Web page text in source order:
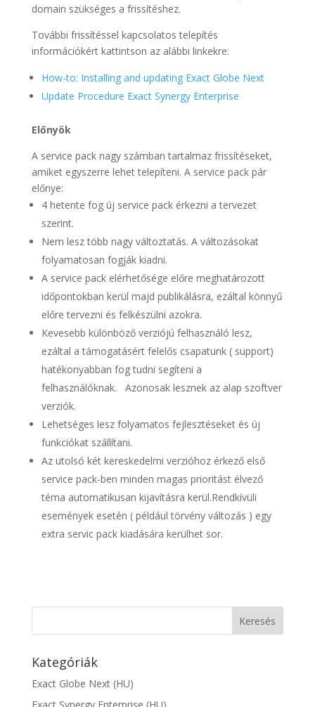
domain szükséges a frissítéshez.
További frissítéssel kapcsolatos telepítés
információkért kattintson az alábbi linkekre:
How-to: Installing and updating Exact Globe Next
Update Procedure Exact Synergy Enterprise
Előnyök
A service pack nagy számban tartalmaz frissítéseket,
amiket egyszerre lehet telepíteni. A service pack pár
előnye:
4 hetente fog új service pack érkezni a tervezet
szerint.
Nem lesz több nagy változtatás. A változásokat
folyamatosan fogják kiadni.
A service pack elérhetősége előre meghatározott
időpontokban kerül majd publikálásra, ezáltal könnyű
előre tervezni és felkészülni azokra.
Kevesebb különböző verziójú felhasználó lesz,
ezáltal a támogatásért felelős csapatunk ( support)
hatékonyabban fog tudni segíteni a
felhasználóknak. Azonosak lesznek az alap szoftver
verziók.
Lehetséges lesz folyamatos fejlesztéseket és új
funkciókat szállítani.
Az utolsó két kereskedelmi verzióhoz érkező első
service pack-ben minden magas prioritást élvező
téma automatikusan kijavításra kerül.Rendkívüli
események esetén ( például törvény változás ) egy
extra servic pack kiadására kerülhet sor.
Kategóriák
Exact Globe Next (HU)